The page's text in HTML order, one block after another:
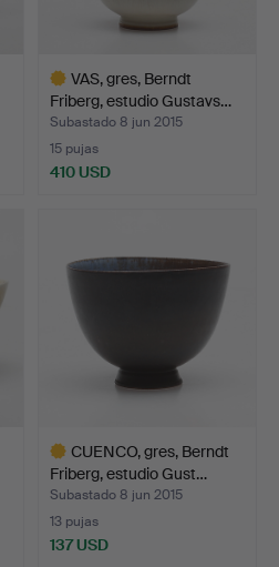
VAS, gres, Berndt
Friberg, estudio Gustavs…
Subastado 8 jun 2015
15 pujas
410 USD
CUENCO, gres, Berndt
Friberg, estudio Gust…
Subastado 8 jun 2015
13 pujas
137 USD